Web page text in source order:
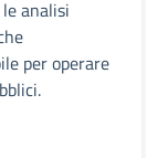
analisi
per operare